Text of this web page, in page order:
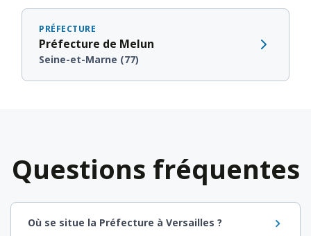
PRÉFECTURE
Préfecture de Melun
Seine-et-Marne (77)
Questions fréquentes
Où se situe la Préfecture à Versailles ?